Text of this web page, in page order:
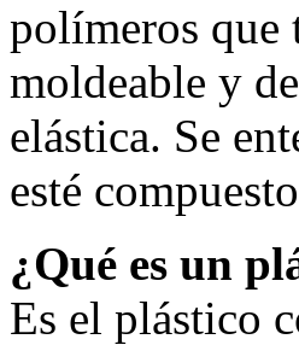
polímeros que
moldeable y
elástica. Se
esté
¿Qué es un
Es el plástico